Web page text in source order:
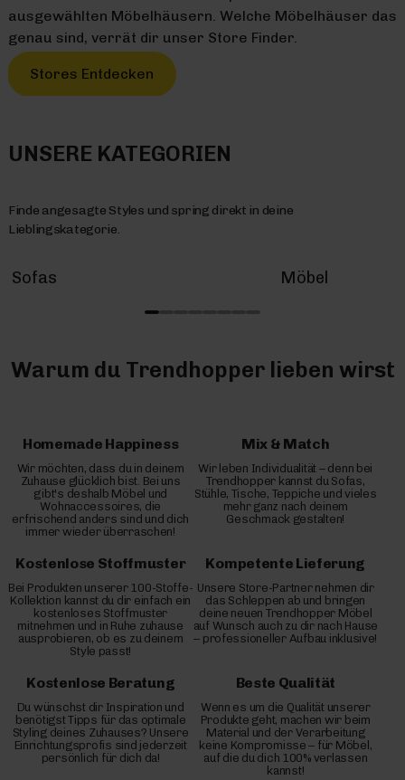
ausgewählten Möbelhäusern. Welche Möbelhäuser das
genau sind, verrät dir unser Store Finder.
Stores Entdecken
UNSERE KATEGORIEN
Finde angesagte Styles und spring direkt in deine
Lieblingskategorie.
Sofas Möbel
Warum du Trendhopper lieben wirst
Homemade Happiness
Wir möchten, dass du in deinem
Zuhause glücklich bist. Bei uns
gibt's deshalb Möbel und
Wohnaccessoires, die
erfrischend anders sind und dich
immer wieder überraschen!
Mix & Match
Wir leben Individualität – denn bei
Trendhopper kannst du Sofas,
Stühle, Tische, Teppiche und vieles
mehr ganz nach deinem
Geschmack gestalten!
Kostenlose Stoffmuster
Bei Produkten unserer 100-Stoffe-
Kollektion kannst du dir einfach ein
kostenloses Stoffmuster
mitnehmen und in Ruhe zuhause
ausprobieren, ob es zu deinem
Style passt!
Kompetente Lieferung
Unsere Store-Partner nehmen dir
das Schleppen ab und bringen
deine neuen Trendhopper Möbel
auf Wunsch auch zu dir nach Hause
– professioneller Aufbau inklusive!
Kostenlose Beratung
Du wünschst dir Inspiration und
benötigst Tipps für das optimale
Styling deines Zuhauses? Unsere
Einrichtungsprofis sind jederzeit
persönlich für dich da!
Beste Qualität
Wenn es um die Qualität unserer
Produkte geht, machen wir beim
Material und der Verarbeitung
keine Kompromisse – für Möbel,
auf die du dich 100% verlassen
kannst!